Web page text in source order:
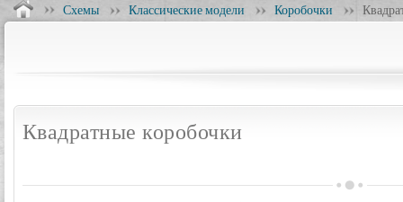
Схемы Классические модели Коробочки
Квадратные коробочки